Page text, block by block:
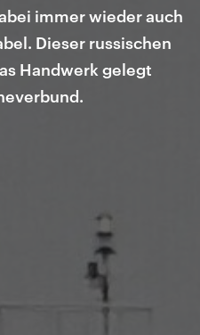
immer wieder auch
Dieser russischen
Handwerk gelegt